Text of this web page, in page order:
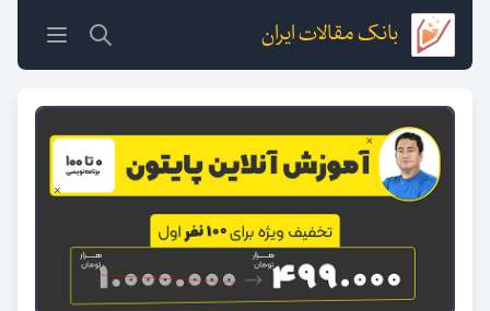
بانک مقالات ایران